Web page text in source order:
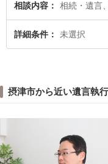
相談内容 相続・遺言
詳細条件 未選択
摂津市から近い遺言執